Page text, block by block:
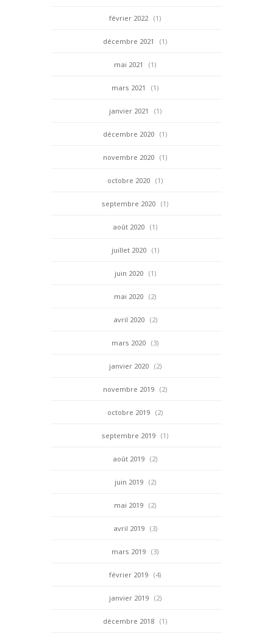
février 2022 (1)
décembre 2021 (1)
mai 2021 (1)
mars 2021 (1)
janvier 2021 (1)
décembre 2020 (1)
novembre 2020 (1)
octobre 2020 (1)
septembre 2020 (1)
août 2020 (1)
juillet 2020 (1)
juin 2020 (1)
mai 2020 (2)
avril 2020 (2)
mars 2020 (3)
janvier 2020 (2)
novembre 2019 (2)
octobre 2019 (2)
septembre 2019 (1)
août 2019 (2)
juin 2019 (2)
mai 2019 (2)
avril 2019 (3)
mars 2019 (3)
février 2019 (4)
janvier 2019 (2)
décembre 2018 (1)